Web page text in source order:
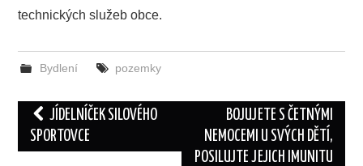
technických služeb obce.
Bydlení pozemky
Post
navigation
JÍDELNÍČEK SILOVÉHO
SPORTOVCE
BOJUJETE S ČETNÝMI
NEMOCEMI U SVÝCH DĚTÍ,
POSILUJTE JEJICH IMUNITU